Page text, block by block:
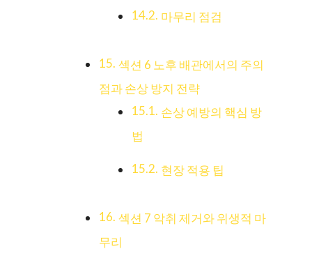
마무리 점검
섹션 6 노후 배관에서의 주의
점과 손상 방지 전략
손상 예방의 핵심 방
법
현장 적용 팁
섹션 7 악취 제거와 위생적 마
무리